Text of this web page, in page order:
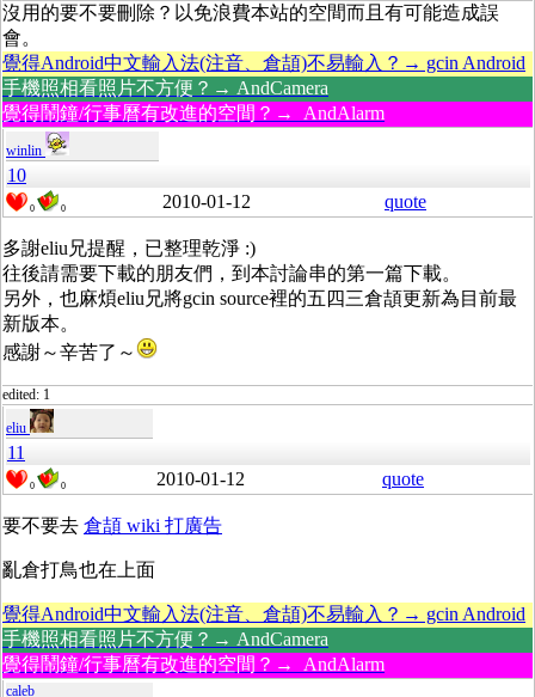
沒用的要不要刪除？以免浪費本站的空間而且有可能造成誤
會。
覺得Android中文輸入法(注音、倉頡)不易輸入？→ gcin Android
手機照相看照片不方便？→ AndCamera
覺得鬧鐘/行事曆有改進的空間？→ AndAlarm
winlin
10
0 0 2010-01-12 quote
多謝eliu兄提醒，已整理乾淨 :)
往後請需要下載的朋友們，到本討論串的第一篇下載。
另外，也麻煩eliu兄將gcin source裡的五四三倉頡更新為目前最
新版本。
感謝～辛苦了～
edited: 1
eliu
11
0 0 2010-01-12 quote
要不要去 倉頡 wiki 打廣告
亂倉打鳥也在上面
覺得Android中文輸入法(注音、倉頡)不易輸入？→ gcin Android
手機照相看照片不方便？→ AndCamera
覺得鬧鐘/行事曆有改進的空間？→ AndAlarm
caleb